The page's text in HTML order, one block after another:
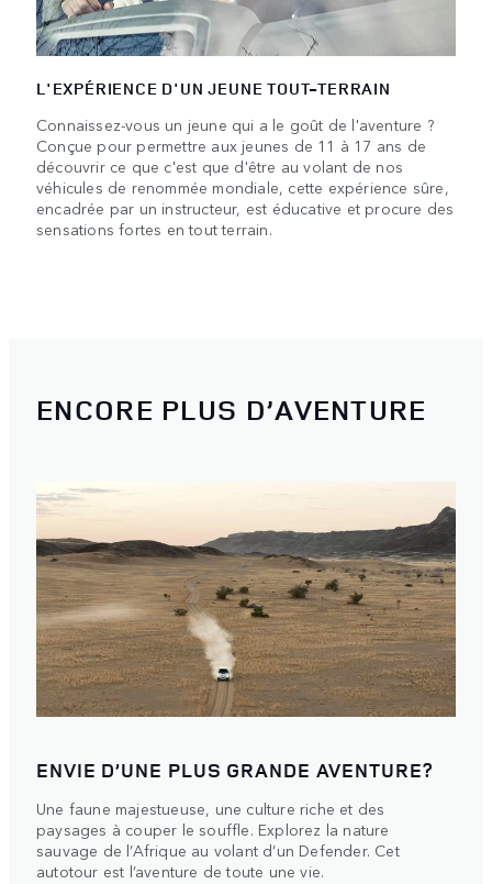
L'EXPÉRIENCE D'UN JEUNE TOUT-TERRAIN
Connaissez-vous un jeune qui a le goût de l'aventure ?
Conçue pour permettre aux jeunes de 11 à 17 ans de
découvrir ce que c'est que d'être au volant de nos
véhicules de renommée mondiale, cette expérience sûre,
encadrée par un instructeur, est éducative et procure des
sensations fortes en tout terrain.
ENCORE PLUS D’AVENTURE
ENVIE D’UNE PLUS GRANDE AVENTURE?
Une faune majestueuse, une culture riche et des
paysages à couper le souffle. Explorez la nature
sauvage de l’Afrique au volant d’un Defender. Cet
autotour est l’aventure de toute une vie.